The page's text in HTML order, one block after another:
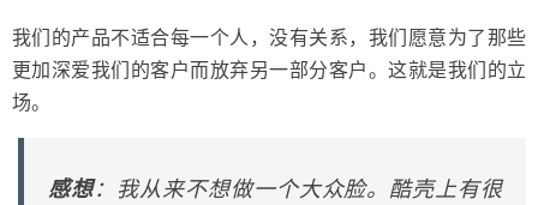
我们的产品不适合每一个人，没有关系，我们愿意为了那些
更加深爱我们的客户而放弃另一部分客户。这就是我们的立
场。
感想：我从来不想做一个大众脸。酷壳上有很